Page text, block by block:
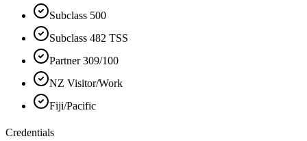
Subclass 500
Subclass 482 TSS
Partner 309/100
NZ Visitor/Work
Fiji/Pacific
Credentials